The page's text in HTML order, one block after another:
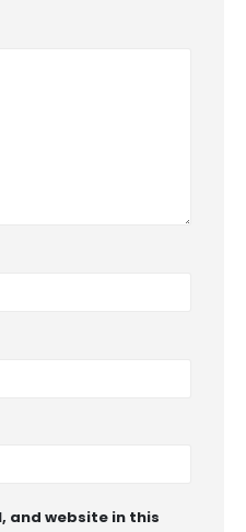
and website in this